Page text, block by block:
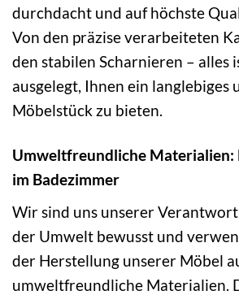
durchdacht und auf höchste
Von den präzise verarbeiteten
den stabilen Scharnieren – alles
ausgelegt, Ihnen ein langlebiges
Möbelstück zu bieten.
Umweltfreundliche Materialien:
im Badezimmer
Wir sind uns unserer
der Umwelt bewusst und
der Herstellung unserer Möbel
umweltfreundliche Materialien.